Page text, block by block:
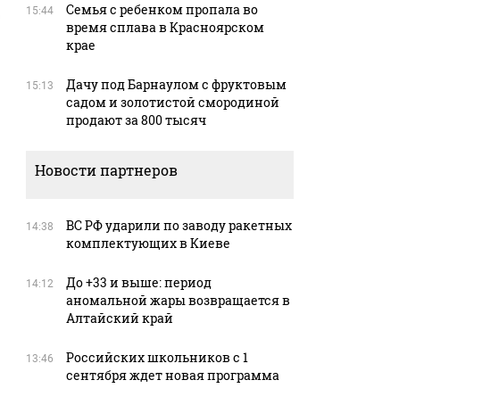
15:44
Семья с ребенком пропала во
время сплава в Красноярском
крае
15:13
Дачу под Барнаулом с фруктовым
садом и золотистой смородиной
продают за 800 тысяч
Новости партнеров
14:38
ВС РФ ударили по заводу ракетных
комплектующих в Киеве
14:12
До +33 и выше: период
аномальной жары возвращается в
Алтайский край
13:46
Российских школьников с 1
сентября ждет новая программа